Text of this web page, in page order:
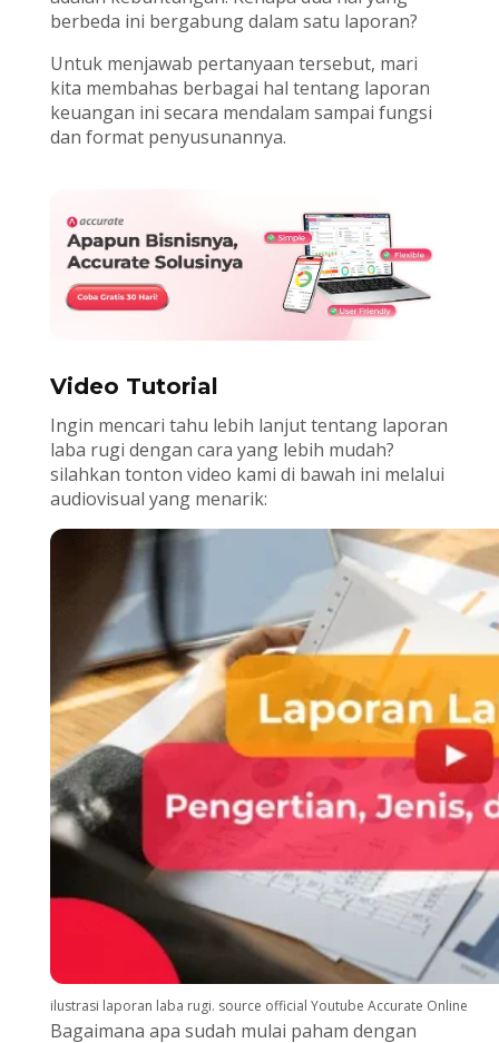
berbeda ini bergabung dalam satu laporan?
Untuk menjawab pertanyaan tersebut, mari
kita membahas berbagai hal tentang laporan
keuangan ini secara mendalam sampai fungsi
dan format penyusunannya.
Video Tutorial
Ingin mencari tahu lebih lanjut tentang laporan
laba rugi dengan cara yang lebih mudah?
silahkan tonton video kami di bawah ini melalui
audiovisual yang menarik:
ilustrasi laporan laba rugi. source official Youtube Accurate Online
Bagaimana apa sudah mulai paham dengan